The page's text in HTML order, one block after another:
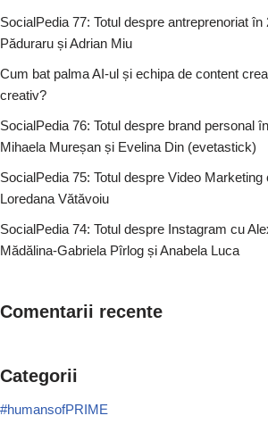
SocialPedia 77: Totul despre antreprenoriat
Păduraru și Adrian Miu
Cum bat palma AI-ul și echipa de content
creativ?
SocialPedia 76: Totul despre brand personal
Mihaela Mureșan și Evelina Din (evetastick)
SocialPedia 75: Totul despre Video Marketing
Loredana Vătăvoiu
SocialPedia 74: Totul despre Instagram cu
Mădălina-Gabriela Pîrlog și Anabela Luca
Comentarii recente
Categorii
#humansofPRIME